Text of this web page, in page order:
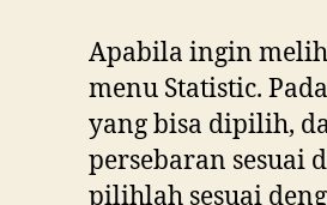
Apabila ingin
menu Statistic.
yang bisa dipilih,
persebaran sesuai
pilihlah sesuai